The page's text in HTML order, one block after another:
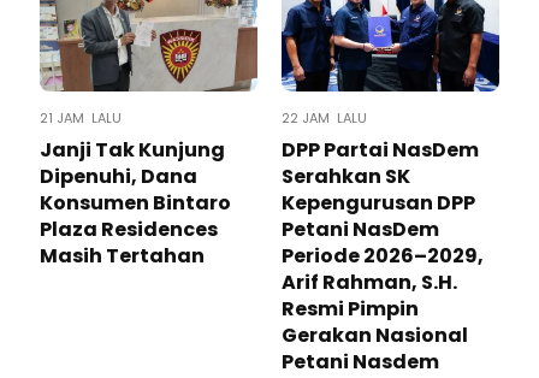
21 JAM LALU
Janji Tak Kunjung
Dipenuhi, Dana
Konsumen Bintaro
Plaza Residences
Masih Tertahan
22 JAM LALU
DPP Partai NasDem
Serahkan SK
Kepengurusan DPP
Petani NasDem
Periode 2026–2029,
Arif Rahman, S.H.
Resmi Pimpin
Gerakan Nasional
Petani Nasdem